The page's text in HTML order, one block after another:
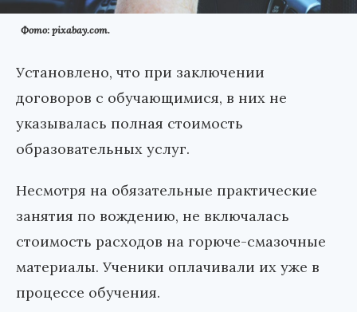
Фото: pixabay.com.
Установлено, что при заключении
договоров с обучающимися, в них не
указывалась полная стоимость
образовательных услуг.
Несмотря на обязательные практические
занятия по вождению, не включалась
стоимость расходов на горюче-смазочные
материалы. Ученики оплачивали их уже в
процессе обучения.